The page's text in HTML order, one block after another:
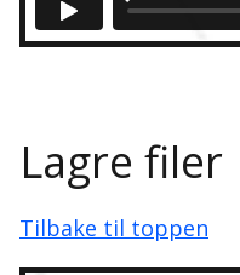
Lagre filer
Tilbake til toppen